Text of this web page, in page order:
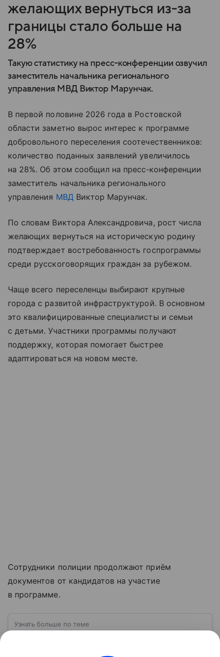
желающих вернуться из‑за
границы стало больше на
28%
Такую статистику на пресс-конференции озвучил
заместитель начальника регионального
управления МВД Виктор Марунчак.
В первой половине 2026 года в Ростовской
области заметно вырос интерес к программе
добровольного переселения соотечественников:
количество поданных заявлений увеличилось
на 28%. Об этом сообщил на пресс‑конференции
заместитель начальника регионального
управления МВДВиктор Марунчак.
По словам Виктора Александровича, рост числа
желающих вернуться на историческую родину
подтверждает востребованность госпрограммы
среди русскоговорящих граждан за рубежом.
Чаще всего переселенцы выбирают крупные
города с развитой инфраструктурой. В основном
это квалифицированные специалисты и семьи
с детьми. Участники программы получают
поддержку, которая помогает быстрее
адаптироваться на новом месте.
Сотрудники полиции продолжают приём
документов от кандидатов на участие
в программе.
Узнать больше по теме